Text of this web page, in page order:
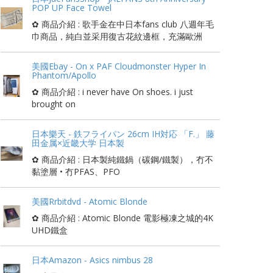
POP UP Face Towel
✿ 商品介紹 : 歌手金在中日本fans club 八週年毛
巾商品，純白並采用復古花紋邊框，充滿歐洲
美國Ebay - On x PAF Cloudmonster Hyper In
Phantom/Apollo
✿ 商品介紹 : i never have On shoes. i just
brought on
日本樂天 - 鉄フライパン 26cm IH対応 「F.」 藤
田金属×近畿大学 日本製
✿ 商品介紹 : 日本製純鐵鍋（碳鋼/鐵製），冇不
黏塗層 • 冇PFAS、PFO
美國Rrbitdvd - Atomic Blonde
✿ 商品介紹 : Atomic Blonde 電影極凍之城的4K
UHD鐵盒
日本Amazon - Asics nimbus 28